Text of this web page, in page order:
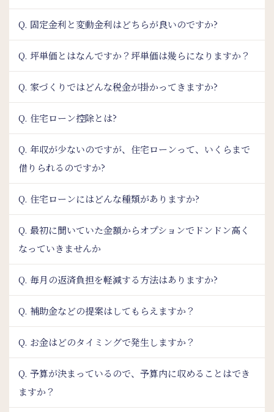
Q. 固定金利と変動金利はどちらが良いのですか?
Q. 坪単価とはなんですか？坪単価は幾らになりますか？
Q. 家づくりではどんな税金が掛かってきますか?
Q. 住宅ローン控除とは?
Q. 年収が少ないのですが、住宅ローンって、いくらまで
借りられるのですか?
Q. 住宅ローンにはどんな種類がありますか?
Q. 最初に聞いていた金額からオプションでドンドン高く
なっていきませんか
Q. 毎月の返済負担を軽減する方法はありますか?
Q. 補助金などの提案はしてもらえますか？
Q. お金はどのタイミングで発生しますか？
Q. 予算が決まっているので、予算内に収めることはでき
ますか？